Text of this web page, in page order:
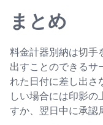
まとめ
料金計器別納は切手
出すことのできるサ
れた日付に差し出さ
しい場合には印影の
すか、翌日中に承認